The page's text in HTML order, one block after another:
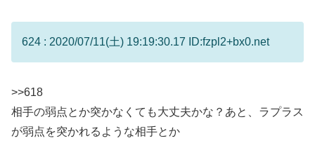
624 : 2020/07/11(土) 19:19:30.17 ID:fzpl2+bx0.net
>>618
相手の弱点とか突かなくても大丈夫かな？あと、ラプラス
が弱点を突かれるような相手とか